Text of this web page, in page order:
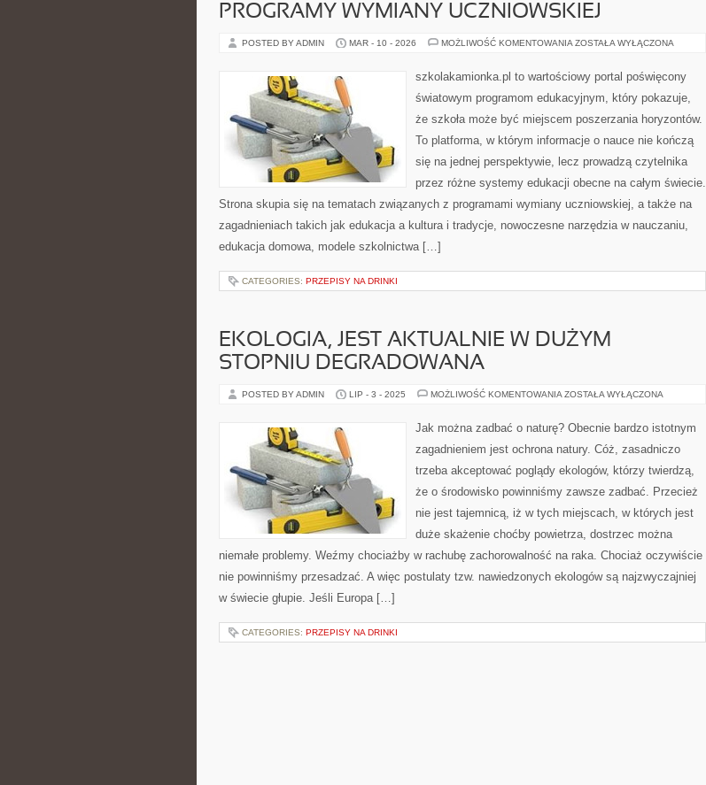
PROGRAMY WYMIANY UCZNIOWSKIEJ
POSTED BY ADMIN MAR - 10 - 2026 MOŻLIWOŚĆ KOMENTOWANIA PROGRAMY
ZOSTAŁA WYŁĄCZONA
szkolakamionka.pl to wartościowy portal poświęcony
światowym programom edukacyjnym, który pokazuje,
że szkoła może być miejscem poszerzania horyzontów.
To platforma, w którym informacje o nauce nie kończą
się na jednej perspektywie, lecz prowadzą czytelnika
przez różne systemy edukacji obecne na całym świecie.
Strona skupia się na tematach związanych z programami wymiany uczniowskiej, a także na
zagadnieniach takich jak edukacja a kultura i tradycje, nowoczesne narzędzia w nauczaniu,
edukacja domowa, modele szkolnictwa […]
CATEGORIES: PRZEPISY NA DRINKI
EKOLOGIA, JEST AKTUALNIE W DUŻYM
STOPNIU DEGRADOWANA
POSTED BY ADMIN LIP - 3 - 2025 MOŻLIWOŚĆ KOMENTOWANIA EKOLOGIA,
W
DUŻYM
DEGRADOWANA
ZOSTAŁA WYŁĄCZONA
Jak można zadbać o naturę? Obecnie bardzo istotnym
zagadnieniem jest ochrona natury. Cóż, zasadniczo
trzeba akceptować poglądy ekologów, którzy twierdzą,
że o środowisko powinniśmy zawsze zadbać. Przecież
nie jest tajemnicą, iż w tych miejscach, w których jest
duże skażenie choćby powietrza, dostrzec można
niemałe problemy. Weźmy chociażby w rachubę zachorowalność na raka. Chociaż oczywiście
nie powinniśmy przesadzać. A więc postulaty tzw. nawiedzonych ekologów są najzwyczajniej
w świecie głupie. Jeśli Europa […]
CATEGORIES: PRZEPISY NA DRINKI